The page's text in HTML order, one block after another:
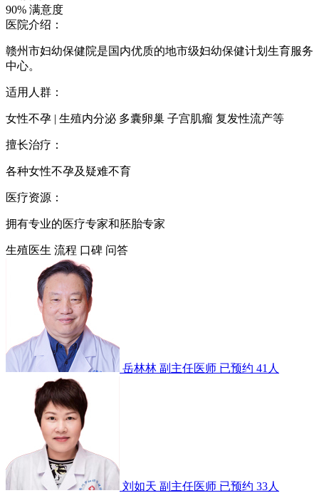
90% 满意度
医院介绍：
赣州市妇幼保健院是国内优质的地市级妇幼保健计划生育服务
中心。
适用人群：
女性不孕 | 生殖内分泌 多囊卵巢 子宫肌瘤 复发性流产等
擅长治疗：
各种女性不孕及疑难不育
医疗资源：
拥有专业的医疗专家和胚胎专家
生殖医生 流程 口碑 问答
岳林林 副主任医师 已预约 41人
刘如天 副主任医师 已预约 33人